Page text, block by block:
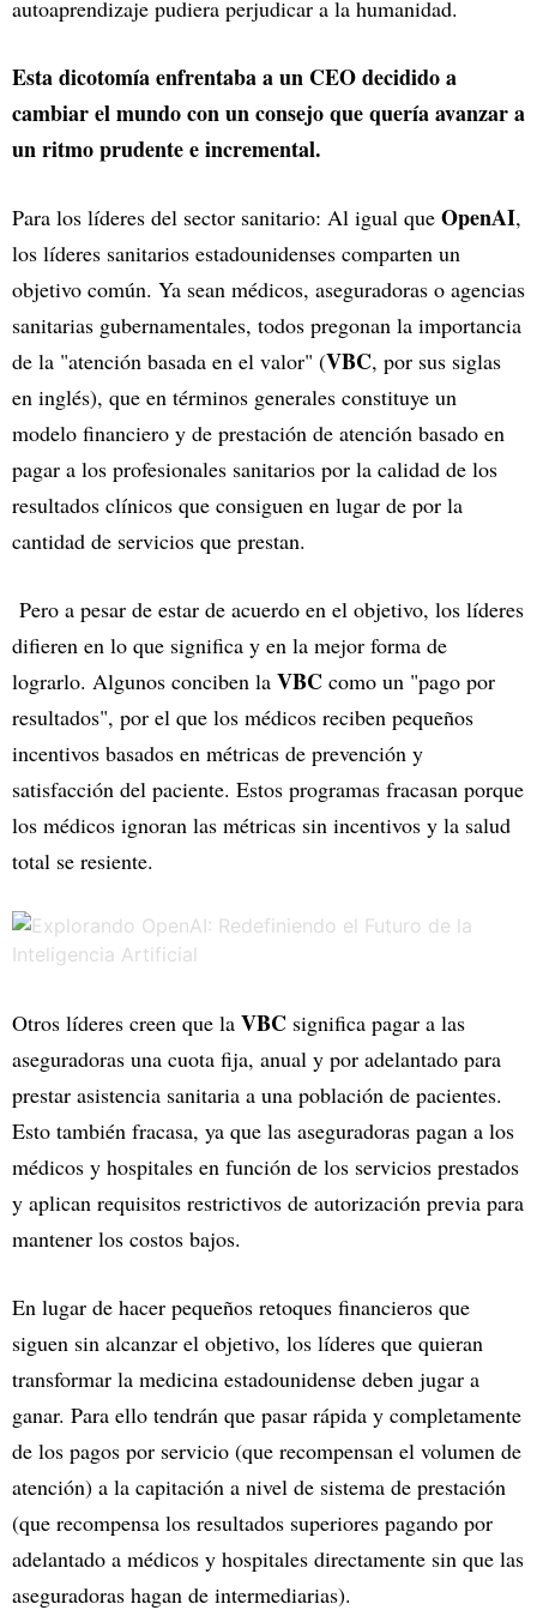
autoaprendizaje pudiera perjudicar a la humanidad.
Esta dicotomía enfrentaba a un CEO decidido a
cambiar el mundo con un consejo que quería avanzar a
un ritmo prudente e incremental.
Para los líderes del sector sanitario: Al igual que OpenAI,
los líderes sanitarios estadounidenses comparten un
objetivo común. Ya sean médicos, aseguradoras o agencias
sanitarias gubernamentales, todos pregonan la importancia
de la "atención basada en el valor" (VBC, por sus siglas
en inglés), que en términos generales constituye un
modelo financiero y de prestación de atención basado en
pagar a los profesionales sanitarios por la calidad de los
resultados clínicos que consiguen en lugar de por la
cantidad de servicios que prestan.
Pero a pesar de estar de acuerdo en el objetivo, los líderes
difieren en lo que significa y en la mejor forma de
lograrlo. Algunos conciben la VBC como un "pago por
resultados", por el que los médicos reciben pequeños
incentivos basados en métricas de prevención y
satisfacción del paciente. Estos programas fracasan porque
los médicos ignoran las métricas sin incentivos y la salud
total se resiente.
Otros líderes creen que la VBC significa pagar a las
aseguradoras una cuota fija, anual y por adelantado para
prestar asistencia sanitaria a una población de pacientes.
Esto también fracasa, ya que las aseguradoras pagan a los
médicos y hospitales en función de los servicios prestados
y aplican requisitos restrictivos de autorización previa para
mantener los costos bajos.
En lugar de hacer pequeños retoques financieros que
siguen sin alcanzar el objetivo, los líderes que quieran
transformar la medicina estadounidense deben jugar a
ganar. Para ello tendrán que pasar rápida y completamente
de los pagos por servicio (que recompensan el volumen de
atención) a la capitación a nivel de sistema de prestación
(que recompensa los resultados superiores pagando por
adelantado a médicos y hospitales directamente sin que las
aseguradoras hagan de intermediarias).